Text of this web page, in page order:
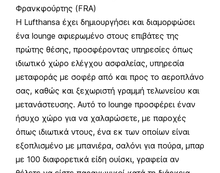
Φρανκφούρτης (FRA)
Η Lufthansa έχει δημιουργήσει και διαμορφώσει
ένα lounge αφιερωμένο στους επιβάτες της
πρώτης θέσης, προσφέροντας υπηρεσίες όπως
ιδιωτικό χώρο ελέγχου ασφαλείας, υπηρεσία
μεταφοράς με σοφέρ από και προς το αεροπλάνο
σας, καθώς και ξεχωριστή γραμμή τελωνείου και
μετανάστευσης. Αυτό το lounge προσφέρει έναν
ήσυχο χώρο για να χαλαρώσετε, με παροχές
όπως ιδιωτικά ντους, ένα εκ των οποίων είναι
εξοπλισμένο με μπανιέρα, σαλόνι για πούρα, μπαρ
με 100 διαφορετικά είδη ουίσκι, γραφεία αν